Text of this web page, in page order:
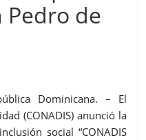
Pedro de
Dominicana. – El
(CONADIS) anunció la
social “CONADIS